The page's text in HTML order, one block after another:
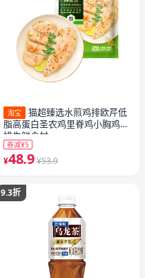
淘宝
猫超臻选水煎鸡排欧芹低
脂高蛋白圣农鸡里脊鸡小胸鸡胸
排生鲜食材
券减¥5
¥48.9 ¥53.9
9.3折